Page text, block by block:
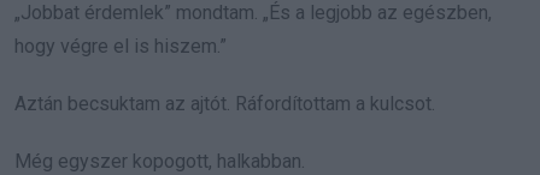
„Jobbat érdemlek” mondtam. „És a legjobb az egészben,
hogy végre el is hiszem.”
Aztán becsuktam az ajtót. Ráfordítottam a kulcsot.
Még egyszer kopogott, halkabban.